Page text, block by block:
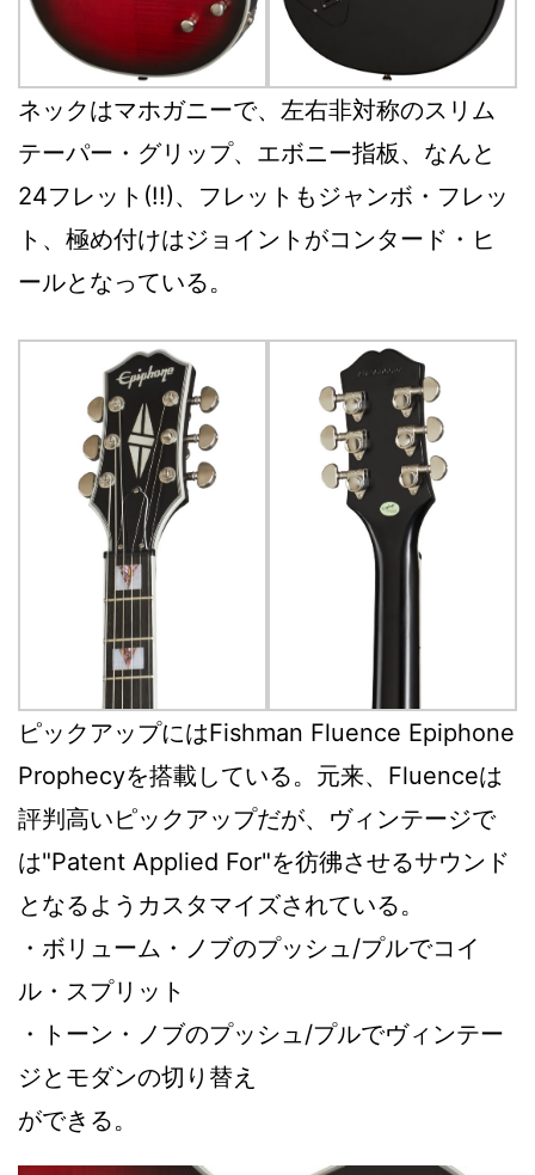
ネックはマホガニーで、左右非対称のスリム
テーパー・グリップ、エボニー指板、なんと
24フレット(!!)、フレットもジャンボ・フレッ
ト、極め付けはジョイントがコンタード・ヒ
ールとなっている。
ピックアップにはFishman Fluence Epiphone
Prophecyを搭載している。元来、Fluenceは
評判高いピックアップだが、ヴィンテージで
は"Patent Applied For"を彷彿させるサウンド
となるようカスタマイズされている。
・ボリューム・ノブのプッシュ/プルでコイ
ル・スプリット
・トーン・ノブのプッシュ/プルでヴィンテー
ジとモダンの切り替え
ができる。